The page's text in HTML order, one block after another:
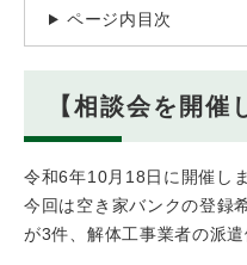
ページ内目次
【相談会を開催
令和6年10月18日に開催しま
今回は空き家バンクの登録
が3件、解体工事業者の派遣